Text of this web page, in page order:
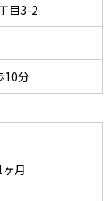
目3-2
10分
月